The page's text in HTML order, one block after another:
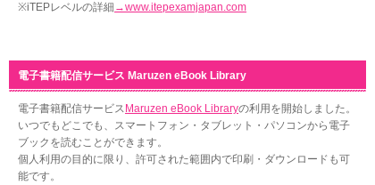
※iTEPレベルの詳細 →www.itepexamjapan.com
電子書籍配信サービス Maruzen eBook Library
電子書籍配信サービス Maruzen eBook Libraryの利用を開始しました。
いつでもどこでも、スマートフォン・タブレット・パソコンから電子
ブックを読むことができます。
個人利用の目的に限り、許可された範囲内で印刷・ダウンロードも可
能です。